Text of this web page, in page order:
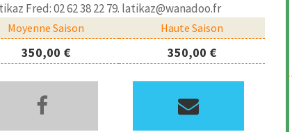
Fred: 02 62 38 22 79. latikaz@wanadoo.fr
Moyenne Saison Haute Saison
350,00 € 350,00 €